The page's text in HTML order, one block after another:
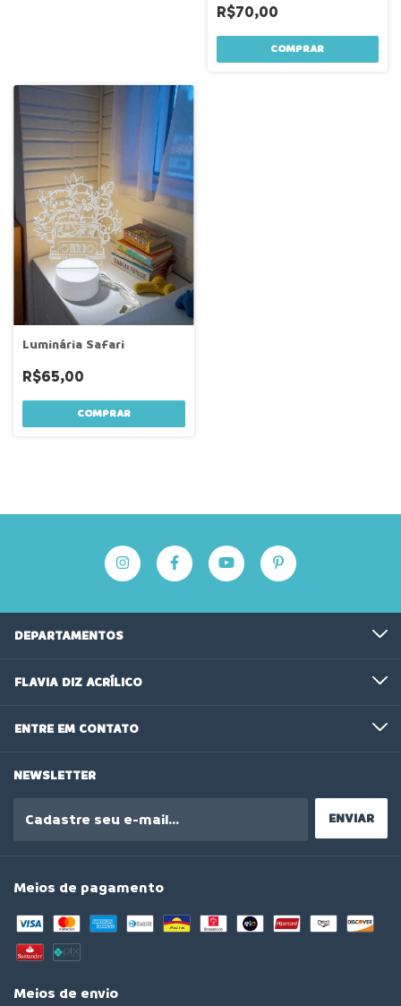
R$70,00
COMPRAR
Luminária Safari
R$65,00
COMPRAR
DEPARTAMENTOS
FLAVIA DIZ ACRÍLICO
ENTRE EM CONTATO
NEWSLETTER
Meios de pagamento
Meios de envio